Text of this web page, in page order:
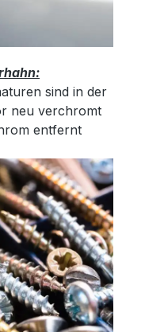
sind in der
neu verchromt
entfernt